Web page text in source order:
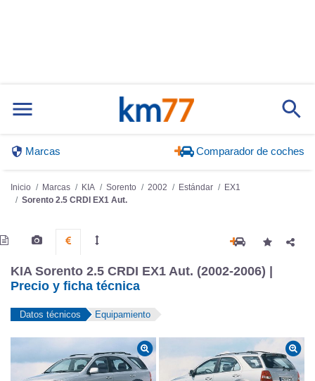
Marcas Comparador de coches
Inicio Marcas KIA Sorento 2002 Estándar
EX1
Sorento 2.5 CRDI EX1 Aut.
KIA Sorento 2.5 CRDI EX1 Aut. (2002-2006) |
Precio y ficha técnica
Datos técnicos Equipamiento